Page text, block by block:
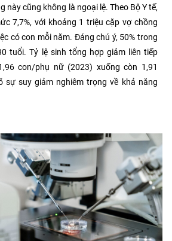
này cũng không là ngoại lệ. Theo Bộ Y tế,
7,7%, với khoảng 1 triệu cặp vợ chồng
có con mỗi năm. Đáng chú ý, 50% trong
tuổi. Tỷ lệ sinh tổng hợp giảm liên tiếp
con/phụ nữ (2023) xuống còn 1,91
sự suy giảm nghiêm trọng về khả năng